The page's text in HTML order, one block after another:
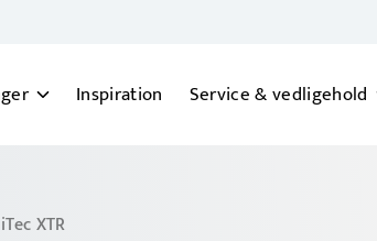
Inspiration Service & vedligehold
iTec XTR